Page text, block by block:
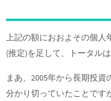
上記の額におおよその個人
(推定)を足して、トータル
まあ、2005年から長期投
分かり切っていたことです